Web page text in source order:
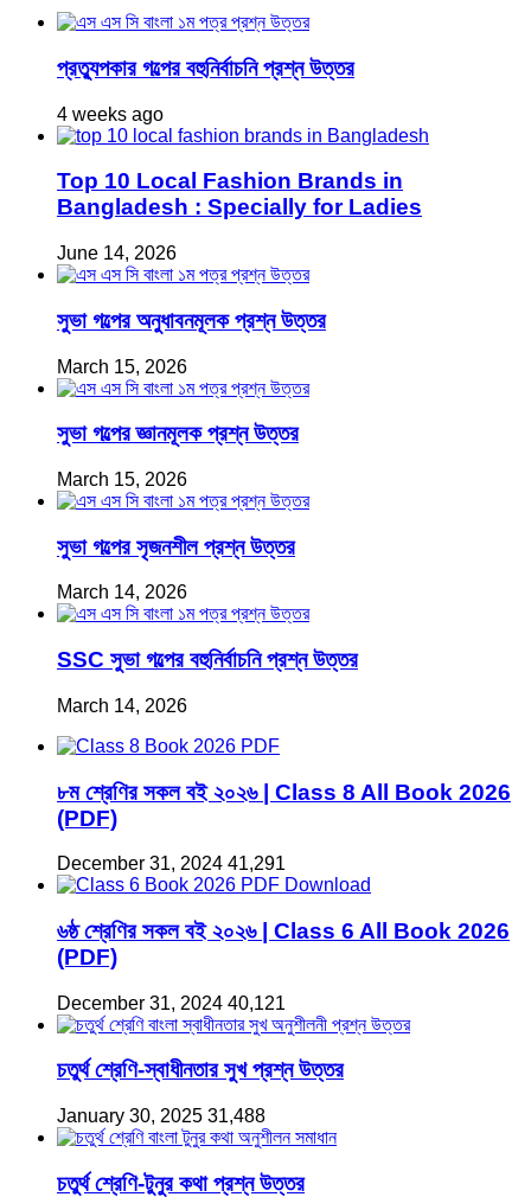
প্রত্যুপকার গল্পের বহুনির্বাচনি প্রশ্ন উত্তর
4 weeks ago
Top 10 Local Fashion Brands in
Bangladesh : Specially for Ladies
June 14, 2026
সুভা গল্পের অনুধাবনমূলক প্রশ্ন উত্তর
March 15, 2026
সুভা গল্পের জ্ঞানমূলক প্রশ্ন উত্তর
March 15, 2026
সুভা গল্পের সৃজনশীল প্রশ্ন উত্তর
March 14, 2026
SSC সুভা গল্পের বহুনির্বাচনি প্রশ্ন উত্তর
March 14, 2026
৮ম শ্রেণির সকল বই ২০২৬ | Class 8 All Book 2026
(PDF)
December 31, 2024 41,291
৬ষ্ঠ শ্রেণির সকল বই ২০২৬ | Class 6 All Book 2026
(PDF)
December 31, 2024 40,121
চতুর্থ শ্রেণি-স্বাধীনতার সুখ প্রশ্ন উত্তর
January 30, 2025 31,488
চতুর্থ শ্রেণি-টুনুর কথা প্রশ্ন উত্তর